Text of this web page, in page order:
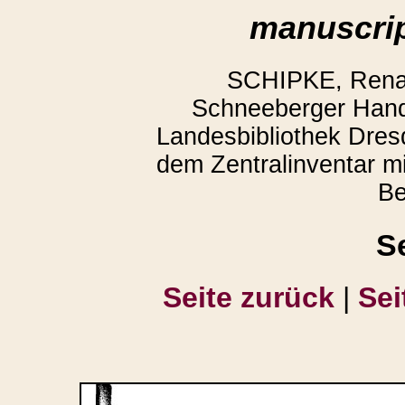
SCHIPKE,
Schneeberger
Landesbibliothek
dem Zentralinventar
Seite zurück |